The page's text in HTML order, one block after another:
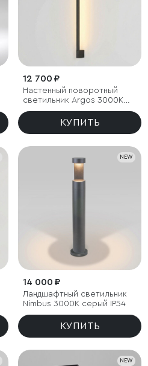
12 700 ₽
Настенный поворотный
светильник Argos 3000K
черный IP54
КУПИТЬ
NEW
14 000 ₽
Ландшафтный светильник
Nimbus 3000K cерый IP54
КУПИТЬ
NEW